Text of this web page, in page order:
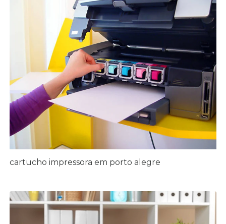
cartucho impressora em porto alegre